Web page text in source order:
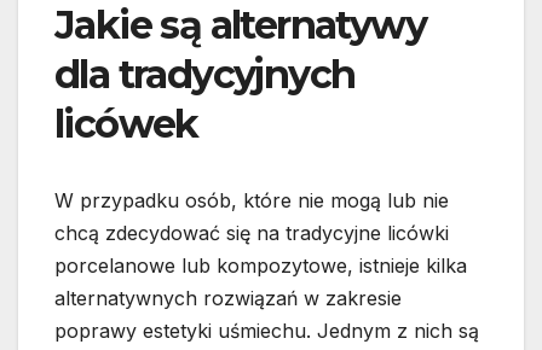
Jakie są alternatywy
dla tradycyjnych
licówek
W przypadku osób, które nie mogą lub nie
chcą zdecydować się na tradycyjne licówki
porcelanowe lub kompozytowe, istnieje kilka
alternatywnych rozwiązań w zakresie
poprawy estetyki uśmiechu. Jednym z nich są